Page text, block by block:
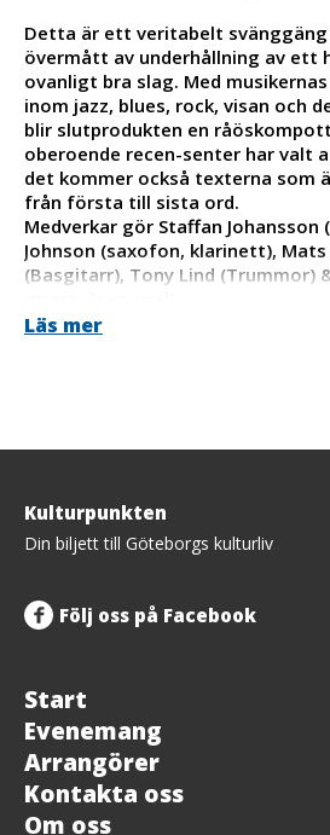
Detta är ett veritabelt
övermått av underhållning av ett
ovanligt bra slag. Med
inom jazz, blues, rock, visan och
blir slutprodukten en
oberoende recen-senter har valt
det kommer också texterna som
från första till sista ord.
Medverkar gör Staffan Johansson
Johnson (saxofon, klarinett),
(Basgitarr), Tony Lind (Trummor)
Förband/Ny scen: Nadine Vinter
Läs mer
Tillbaka
upp
Kulturpunkten
Din biljett till Göteborgs kulturliv
Följ oss på Facebook
Start
Evenemang
Arrangörer
Kontakta oss
Om oss